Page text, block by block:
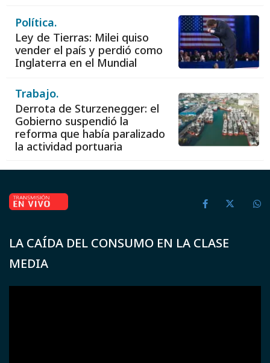
Política.
Ley de Tierras: Milei quiso
vender el país y perdió como
Inglaterra en el Mundial
Trabajo.
Derrota de Sturzenegger: el
Gobierno suspendió la
reforma que había paralizado
la actividad portuaria
LA CAÍDA DEL CONSUMO EN LA CLASE
MEDIA